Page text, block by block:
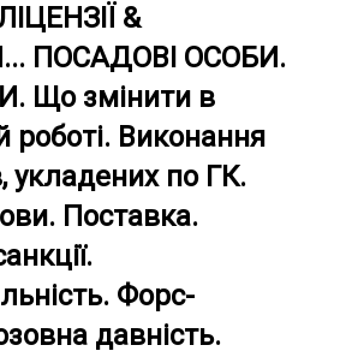
&
ПОСАДОВІ ОСОБИ.
Що змінити в
роботі. Виконання
укладених по ГК.
Поставка.
Форс-
давність.